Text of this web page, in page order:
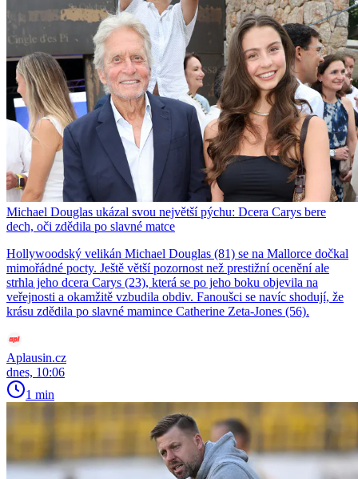
Michael Douglas ukázal svou největší pýchu: Dcera Carys bere
dech, oči zdědila po slavné matce
Hollywoodský velikán Michael Douglas (81) se na Mallorce dočkal
mimořádné pocty. Ještě větší pozornost než prestižní ocenění ale
strhla jeho dcera Carys (23), která se po jeho boku objevila na
veřejnosti a okamžitě vzbudila obdiv. Fanoušci se navíc shodují, že
krásu zdědila po slavné mamince Catherine Zeta-Jones (56).
Aplausin.cz
dnes, 10:06
1 min